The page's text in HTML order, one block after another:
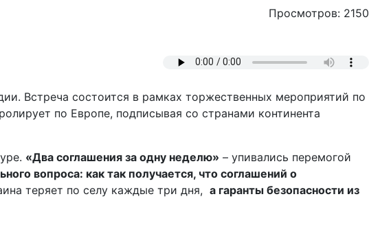
Просмотров: 2150
Встреча состоится в рамках торжественных мероприятий по
по Европе, подписывая со странами континента
«Два соглашения за одну неделю» – упивались перемогой
вопроса: как так получается, что соглашений о
теряет по селу каждые три дня, а гаранты безопасности из